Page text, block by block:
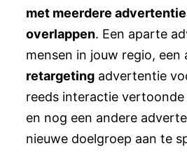
met meerdere
overlappen. Een aparte
mensen in jouw regio, een
retargeting advertentie
reeds interactie vertoonde
en nog een andere
nieuwe doelgroep aan te